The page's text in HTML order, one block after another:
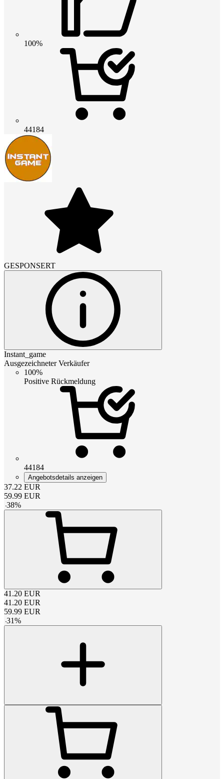
100%
44184
GESPONSERT
Instant_game
Ausgezeichneter Verkäufer
100%
Positive Rückmeldung
44184
Angebotsdetails anzeigen
37.22 EUR
59.99 EUR
-38%
41.20 EUR
41.20 EUR
59.99 EUR
-31%